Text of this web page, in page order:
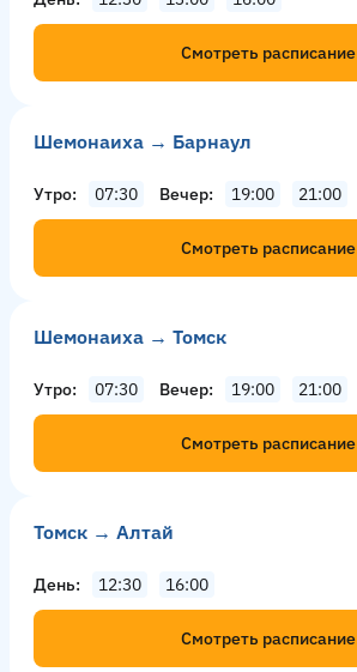
Смотреть расписание
Шемонаиха → Барнаул
Утро 07:30 Вечер 19:00 21:00
Смотреть расписание
Шемонаиха → Томск
Утро 07:30 Вечер 19:00 21:00
Смотреть расписание
Томск → Алтай
День 12:30 16:00
Смотреть расписание